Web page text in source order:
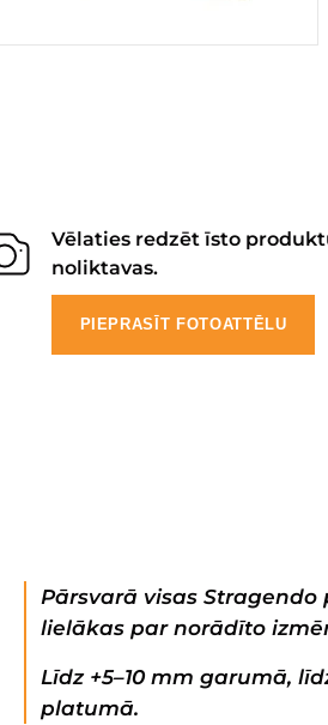
Vēlaties redzēt īsto
noliktavas.
PIEPRASĪT FOTOATTĒLU
Pārsvarā visas Stragendo
lielākas par norādīto
Līdz +5–10 mm garumā,
platumā.